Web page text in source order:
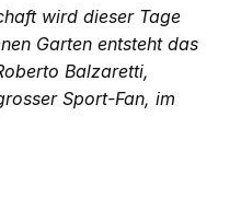
wird dieser Tage
Garten entsteht das
Balzaretti,
Sport-Fan, im